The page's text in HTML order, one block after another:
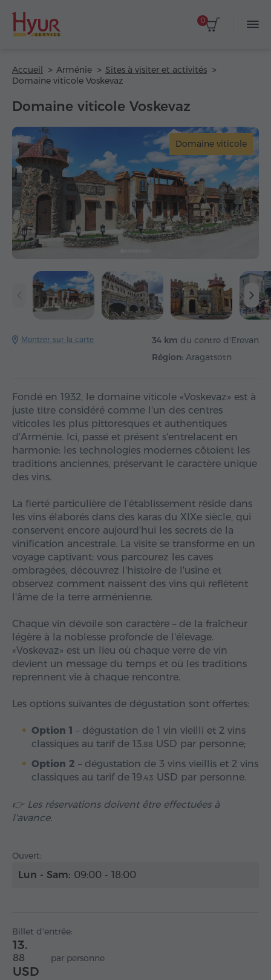
0
Accueil Arménie
Sites à visiter et activités
Domaine viticole Voskevaz
Domaine viticole Voskevaz
Domaine viticole
Montrer sur la carte 34 km du centre d'Erevan
Région: Aragatsotn
Fondé en 1932, le domaine viticole «Voskevaz» est à
juste titre considéré comme l'un des centres
viticoles les plus pittoresques et authentiques
d'Arménie. Ici, passé et présent s'entrelacent en
harmonie: les technologies modernes côtoient les
traditions anciennes, préservant le caractère unique
des vins.
La fierté particulière de l'établissement réside dans
les vins élaborés dans des karas du XIXe siècle, qui
conservent encore aujourd'hui les secrets de la
vinification ancestrale. La visite se transforme en un
voyage captivant: vous parcourez les caves
ombragées, découvrez l'histoire de l'usine et
observez comment naissent des vins qui reflètent
l'âme de la terre arménienne.
Chaque vin dévoile son caractère – de la fraîcheur
légère à la noblesse profonde de l'élevage.
«Voskevaz» est un lieu où chaque verre de vin
devient un message du temps et où les traditions
reprennent vie à chaque rencontre.
Les options suivantes de dégustation sont offertes:
Option 1 – dégustation de 1 vin vieilli et 2 vins
classiques au tarif de 13.88 USD par personne;
Option 2 – dégustation de 3 vins vieillis et 2 vins
classiques au tarif de 19.43 USD par personne.
👉 Les réservations doivent être effectuées à
l'avance.
Ouvert:
Lun - Sam: 09:00 - 18:00
Billet d'entrée:
13.
88
USD
par personne